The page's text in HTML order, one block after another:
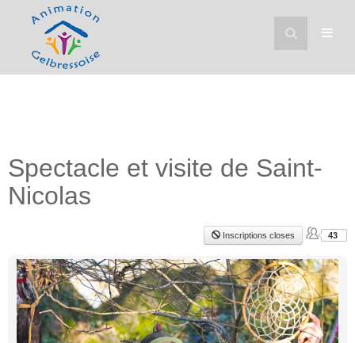
Spectacle et visite de Saint-
Nicolas
Inscriptions closes 43